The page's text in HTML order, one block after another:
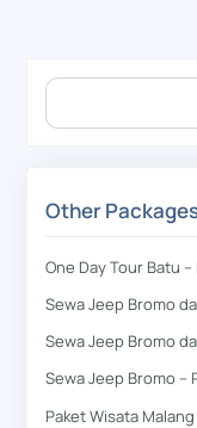
Cari
Other
One Day Tour Batu –
Sewa Jeep Bromo
Sewa Jeep Bromo
Sewa Jeep Bromo –
Paket Wisata